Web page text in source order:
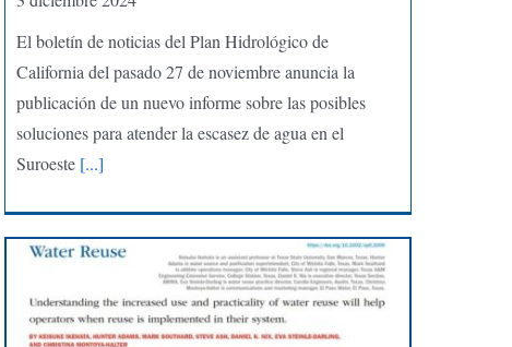
El boletín de noticias del Plan Hidrológico de
California del pasado 27 de noviembre anuncia la
publicación de un nuevo informe sobre las posibles
soluciones para atender la escasez de agua en el
Suroeste[...]